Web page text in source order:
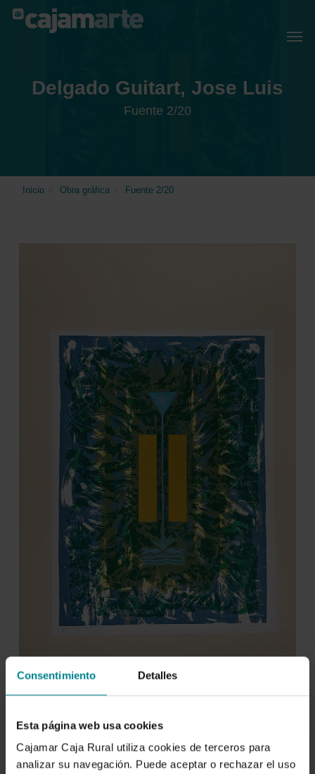
Consentimiento Detalles
Esta página web usa cookies
Cajamar Caja Rural utiliza cookies de terceros para
analizar su navegación. Puede aceptar o rechazar el uso
Skip
Delgado Guitart, Jose Luis
Fuente 2/20
Inicio Obra gráfica Fuente 2/20
Ficha técnica